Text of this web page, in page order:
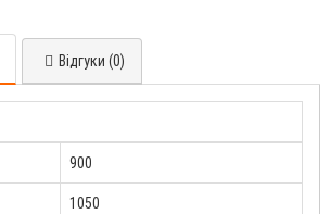
Відгуки (0)
900
1050